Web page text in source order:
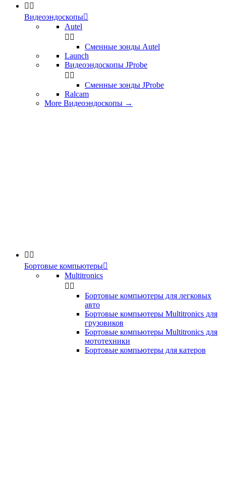
 
Видеоэндоскопы
Autel
 
Сменные зонды Autel
Launch
Видеоэндоскопы JProbe
 
Сменные зонды JProbe
Ralcam
More Видеоэндоскопы →
 
Бортовые компьютеры
Multitronics
 
Бортовые компьютеры для легковых
авто
Бортовые компьютеры Multitronics для
грузовиков
Бортовые компьютеры Multitronics для
мототехники
Бортовые компьютеры для катеров